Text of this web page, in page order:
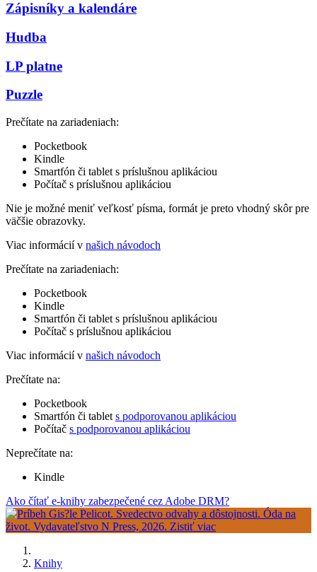
Zápisníky a kalendáre
Hudba
LP platne
Puzzle
Prečítate na zariadeniach:
Pocketbook
Kindle
Smartfón či tablet s príslušnou aplikáciou
Počítač s príslušnou aplikáciou
Nie je možné meniť veľkosť písma, formát je preto vhodný skôr pre
väčšie obrazovky.
Viac informácií v našich návodoch
Prečítate na zariadeniach:
Pocketbook
Kindle
Smartfón či tablet s príslušnou aplikáciou
Počítač s príslušnou aplikáciou
Viac informácií v našich návodoch
Prečítate na:
Pocketbook
Smartfón či tablet s podporovanou aplikáciou
Počítač s podporovanou aplikáciou
Neprečítate na:
Kindle
Ako čítať e-knihy zabezpečené cez Adobe DRM?
Knihy